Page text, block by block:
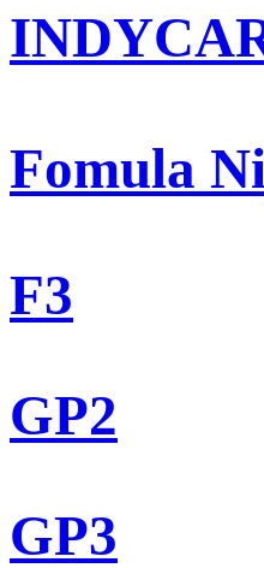
Fomula
F3
GP2
GP3